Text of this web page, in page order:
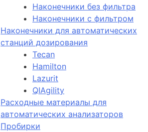
Наконечники без фильтра
Наконечники с фильтром
Наконечники для автоматических
станций дозирования
Tecan
Hamilton
Lazurit
QIAgility
Расходные материалы для
автоматических анализаторов
Пробирки